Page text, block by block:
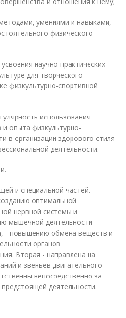
умениями и навыками,
физического
научно-практических
для творческого
физкультурно-спортивной
использования
и опыта физкультурно-
в организации здорового стиля
деятельности.
и специальной частей.
оптимальной
нервной системы и
мышечной деятельности
- повышению обмена веществ и
органов
Вторая - направлена на
и звеньев двигательного
непосредственно за
деятельности.